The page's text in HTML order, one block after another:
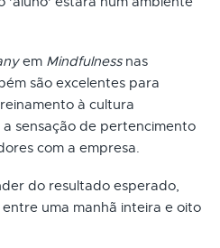
em Mindfulnessnas
são excelentes para
à cultura
sensação de pertencimento
com a empresa.
do resultado esperado,
uma manhã inteira e oito